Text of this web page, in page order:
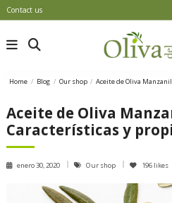
Contact us
Home Blog Our shop Aceite de Oliva
Aceite de Oliva
Características y
enero 30, 2020 Our shop 196 likes